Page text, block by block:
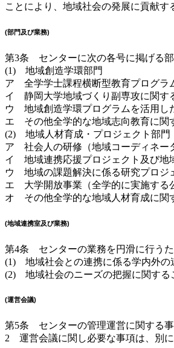
ことにより、地域社会の発展に貢献す
(部門及び業務)
第3条 センターに次の各号に掲げる部
(1) 地域創造学環部門
ア 全学学士課程横断型教育プログラ
イ 静岡大学地域づくり副専攻に関す
ウ 地域創造学環プログラムを活用し
エ その他全学的な地域志向教育に関
(2) 地域人材育成・プロジェクト部門
ア 社会人の研修（地域コーディネー
イ 地域連携応援プロジェクト及び地
ウ 地域の課題解決に係る研究プロジ
エ 大学開放事業（全学的に実施する
オ その他全学的な地域人材育成に関
(地域連携室及び業務)
第4条 センターの業務を円滑に行うた
(1) 地域社会との連携に係る学内外の
(2) 地域社会のニーズの把握に関する
(運営会議)
第5条 センターの管理運営に関する事
2 運営会議に関し必要な事項は、別に